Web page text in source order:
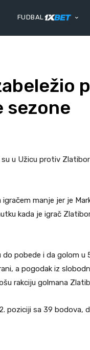
FUDBAL
sezone
u Užicu protiv
manje jer je
kada je igrač
pobede i da golom
a pogodak iz
rakciju golmana
poziciji sa 39 bodova,